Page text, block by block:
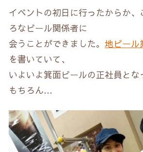
イベントの初日に行ったからか、
ろなビール関係者に
会うことができました。 地ビール
を書いていて、
いよいよ箕面ビールの正社員とな
もちろん…